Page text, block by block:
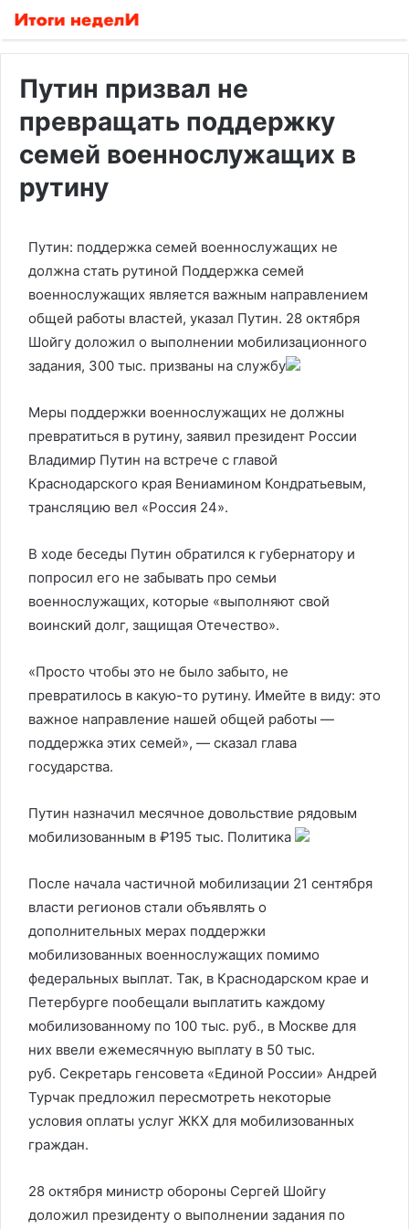
Путин призвал не
превращать поддержку
семей военнослужащих в
рутину
Путин: поддержка семей военнослужащих не
должна стать рутиной Поддержка семей
военнослужащих является важным направлением
общей работы властей, указал Путин. 28 октября
Шойгу доложил о выполнении мобилизационного
задания, 300 тыс. призваны на службу
Меры поддержки военнослужащих не должны
превратиться в рутину, заявил президент России
Владимир Путин на встрече с главой
Краснодарского края Вениамином Кондратьевым,
трансляцию вел «Россия 24».
В ходе беседы Путин обратился к губернатору и
попросил его не забывать про семьи
военнослужащих, которые «выполняют свой
воинский долг, защищая Отечество».
«Просто чтобы это не было забыто, не
превратилось в какую-то рутину. Имейте в виду: это
важное направление нашей общей работы —
поддержка этих семей», — сказал глава
государства.
Путин назначил месячное довольствие рядовым
мобилизованным в ₽195 тыс. Политика
После начала частичной мобилизации 21 сентября
власти регионов стали объявлять о
дополнительных мерах поддержки
мобилизованных военнослужащих помимо
федеральных выплат. Так, в Краснодарском крае и
Петербурге пообещали выплатить каждому
мобилизованному по 100 тыс. руб., в Москве для
них ввели ежемесячную выплату в 50 тыс.
руб. Секретарь генсовета «Единой России» Андрей
Турчак предложил пересмотреть некоторые
условия оплаты услуг ЖКХ для мобилизованных
граждан.
28 октября министр обороны Сергей Шойгу
доложил президенту о выполнении задания по